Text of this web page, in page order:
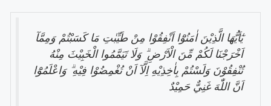
يٰٓاَيُّهَا الَّذِيْنَ اٰمَنُوْٓا اَنْفِقُوْا مِنْ طَيِّبٰتِ مَا كَسَبْتُمْ وَمِمَّآ
اَخْرَجْنَا لَكُمْ مِّنَ الْاَرْضِ ۗ وَلَا تَيَمَّمُوا الْخَبِيْثَ مِنْهُ
تُنْفِقُوْنَ وَلَسْتُمْ بِاٰخِذِيْهِ اِلَّآ اَنْ تُغْمِضُوْا فِيْهِ ۗ وَاعْلَمُوْٓا
اَنَّ اللّٰهَ غَنِيٌّ حَمِيْدٌ